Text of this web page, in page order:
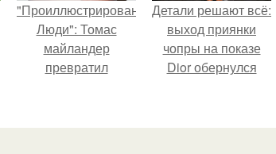
"Проиллюстрированные
Люди": Томас
майландер
превратил
Детали решают всё:
выход приянки
чопры на показе
Dior обернулся
пошива.